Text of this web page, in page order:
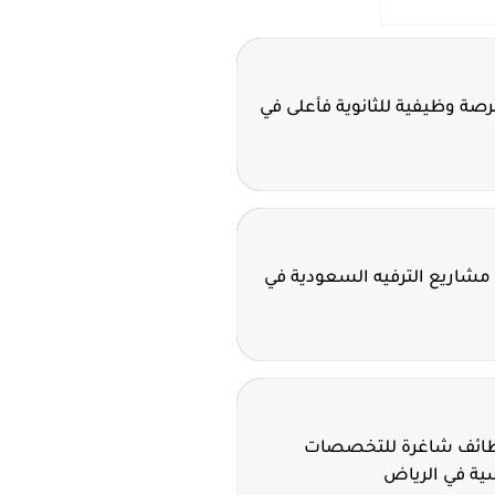
سدافكو تعلن 11 فرصة وظيفية للثانوية فأعلى في
الترفيه السعودية في
شاغرة للتخصصات
في الرياض